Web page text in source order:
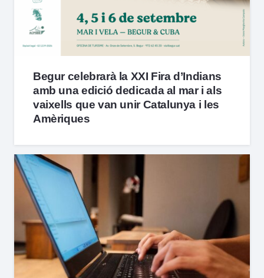
Begur celebrarà la XXI Fira d’Indians
amb una edició dedicada al mar i als
vaixells que van unir Catalunya i les
Amèriques